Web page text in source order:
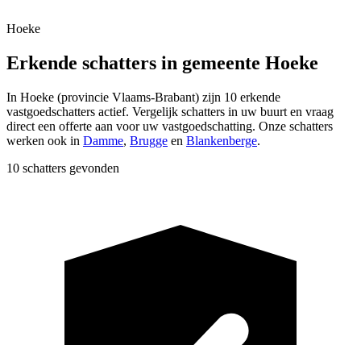
Hoeke
Erkende schatters in gemeente Hoeke
In Hoeke (provincie Vlaams-Brabant) zijn 10 erkende
vastgoedschatters actief. Vergelijk schatters in uw buurt en vraag
direct een offerte aan voor uw vastgoedschatting. Onze schatters
werken ook in Damme, Brugge en Blankenberge.
10 schatters gevonden